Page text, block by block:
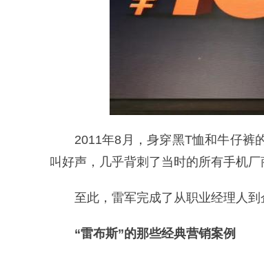
2011年8月，身穿黑T恤和牛仔裤
叫好声，几乎背刺了当时的所有手机厂
至此，雷军完成了从职业经理人
“雷布斯”的那些经典营销案例